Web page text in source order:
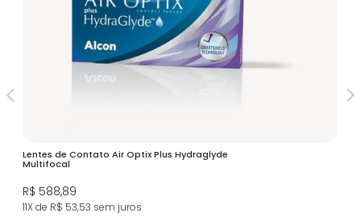
Lentes de Contato Air Optix Plus Hydraglyde
Multifocal
R$ 588,89
11X de R$ 53,53 sem juros